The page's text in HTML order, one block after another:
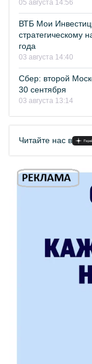
05 августа 14:56
ВТБ Мои
стратегическому
года
03 августа 14:40
Сбер: второй
30 сентября
03 августа 13:14
Читайте нас в